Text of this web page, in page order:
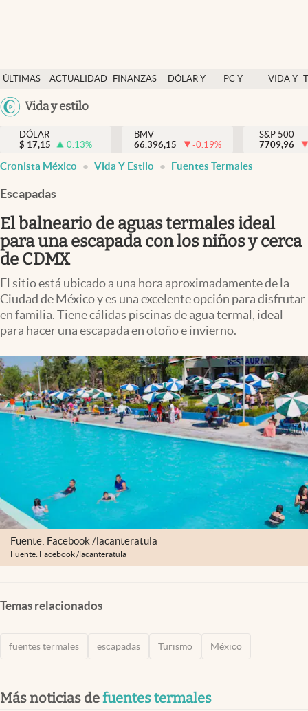
ÚLTIMAS
NOTICIAS
ACTUALIDAD
FINANZAS
DÓLAR Y
PC Y
VIDA Y
México
Vida y estilo
Actualidad
Finanzas y economía
Dólar y mercados
Pc y celular
Vida y estilo
Tv
Clima
Mediakit
abre en nueva pestaña
México
DÓLAR
$ 17,15 0.13%
BMV
66.396,15
-0.19%
S&P 500
7709,96
Cronista México Vida Y Estilo Fuentes Termales
Escapadas
El balneario de aguas termales ideal
para una escapada con los niños y cerca
de CDMX
El sitio está ubicado a una hora aproximadamente de la
Ciudad de México y es una excelente opción para disfrutar
en familia. Tiene cálidas piscinas de agua termal, ideal
para hacer una escapada en otoño e invierno.
Fuente: Facebook /lacanteratula
Fuente: Facebook /lacanteratula
Temas relacionados
fuentes termales escapadas Turismo México
Más noticias defuentes termales